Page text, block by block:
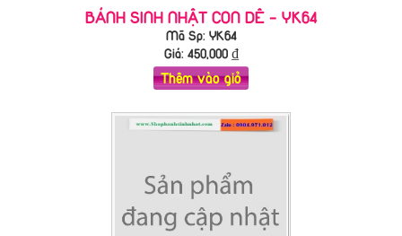
BÁNH SINH NHẬT CON DÊ - YK64
Mã Sp: YK64
Giá: 450,000₫
Thêm vào giỏ